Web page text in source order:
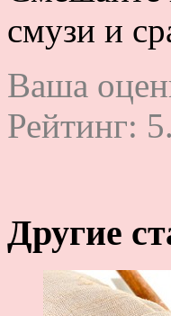
смузи и
Ваша
Рейтинг:
Другие